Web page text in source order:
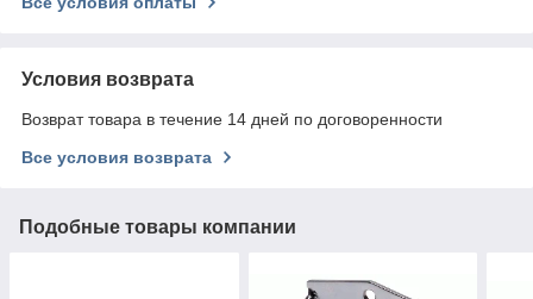
Условия возврата
Возврат товара в течение 14 дней по договоренности
Все условия возврата
Подобные товары компании